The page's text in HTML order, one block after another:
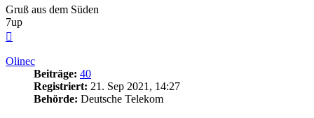
Gruß aus dem Süden
7up
Olinec
Beiträge: 40
Registriert: 21. Sep 2021, 14:27
Behörde: Deutsche Telekom